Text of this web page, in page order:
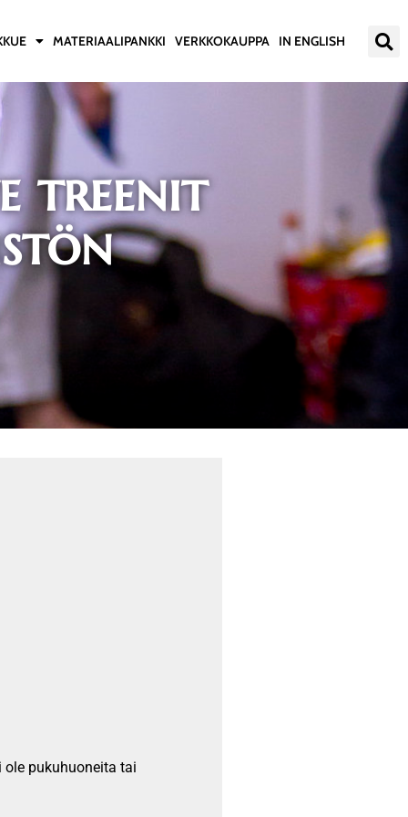
MATERIAALIPANKKI VERKKOKAUPPA IN ENGLISH
treenit
pukuhuoneita tai